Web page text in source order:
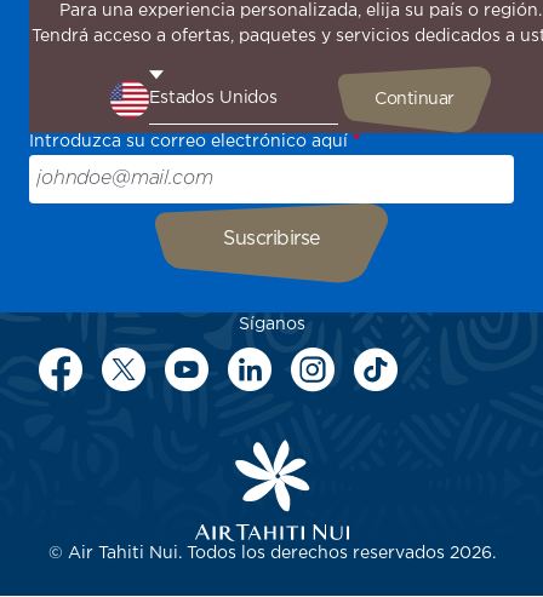
¡Suscríbase a nuestro boletín de noticias para recibir las
últimas novedades!
promociones especiales, descubra nuestros destinos y
encuentre inspiración para su próximo viaje.
Introduzca su correo electrónico aquí
Síganos
Para una experiencia personalizada, elija su país o región.
Tendrá acceso a ofertas, paquetes y servicios dedicados a
© Air Tahiti Nui. Todos los derechos reservados 2026.